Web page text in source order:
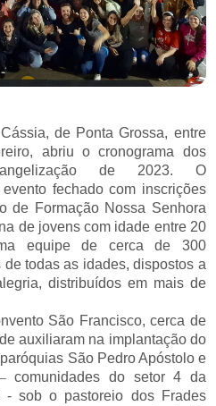
de Ponta Grossa, entre
abriu o cronograma dos
de 2023. O
fechado com inscrições
de Formação Nossa Senhora
de jovens com idade entre 20
equipe de cerca de 300
de todas as idades, dispostos a
distribuídos em mais de
São Francisco, cerca de
auxiliaram na implantação do
São Pedro Apóstolo e
–comunidades do setor 4 da
- sob o pastoreio dos Frades